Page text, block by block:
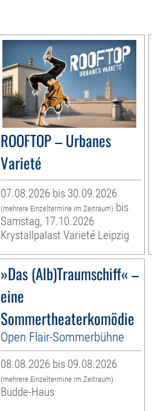
ROOFTOP – Urbanes
Varieté
07.08.2026 bis 30.09.2026
(mehrere Einzeltermine im Zeitraum) bis
Samstag, 17.10.2026
Krystallpalast Varieté Leipzig
»Das (Alb)Traumschiff« –
eine
Sommertheaterkomödie
Open Flair-Sommerbühne
08.08.2026 bis 09.08.2026
(mehrere Einzeltermine im Zeitraum)
Budde-Haus